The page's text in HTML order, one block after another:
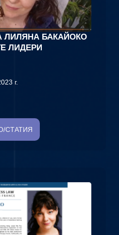
ЛИЛЯНА БАКАЙОКО
ЛИДЕРИ
г.
СТАТИЯ